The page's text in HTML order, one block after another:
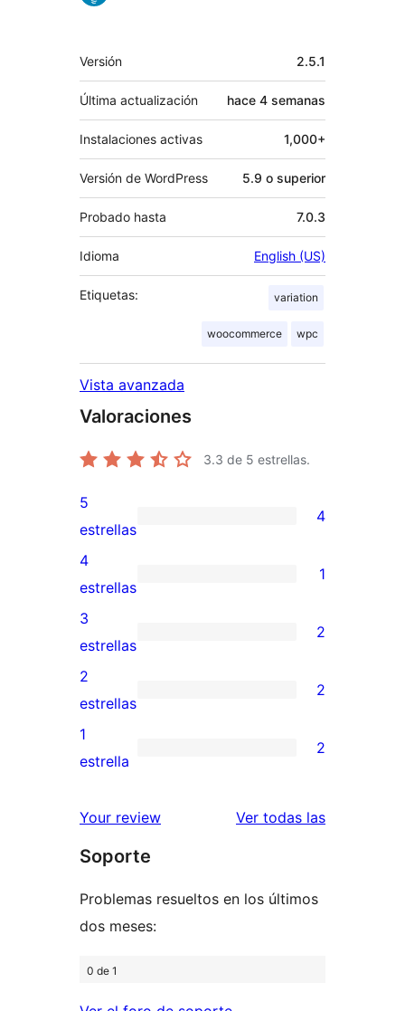
Meta
Versión 2.5.1
Última actualización hace 4 semanas
Instalaciones activas 1,000+
Versión de WordPress 5.9 o superior
Probado hasta 7.0.3
Idioma English (US)
Etiquetas: variation
woocommerce wpc
Vista avanzada
Valoraciones
3.3 de 5 estrellas.
4
valoraciones
de
5
estrellas
5
estrellas
4
1
valoración
de
4
estrellas
4
estrellas
1
2
valoraciones
de
3
estrellas
3
estrellas
2
2
valoraciones
de
estrellas
2
estrellas
2
2
de
estrellas
1
estrella
2
Your review Ver todas las
Soporte
Problemas resueltos en los últimos
dos meses:
0 de 1